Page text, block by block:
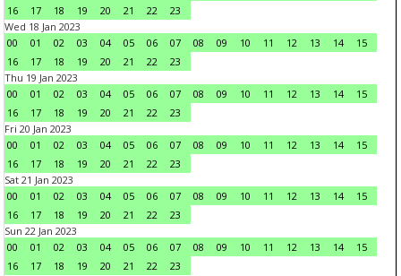
16
17 18 19 20 21 22
23
Wed 18 Jan 2023
00
01 02 03 04 05 06 07 08 09 10 11 12 13 14
15
16
17 18 19 20 21 22
23
Thu 19 Jan 2023
00
01 02 03 04 05 06 07 08 09 10 11 12 13 14
15
16
17 18 19 20 21 22
23
Fri 20 Jan 2023
00
01 02 03 04 05 06 07 08 09 10 11 12 13 14
15
16
17 18 19 20 21 22
23
Sat 21 Jan 2023
00
01 02 03 04 05 06 07 08 09 10 11 12 13 14
15
16
17 18 19 20 21 22
23
Sun 22 Jan 2023
00
01 02 03 04 05 06 07 08 09 10 11 12 13 14
15
16
17 18 19 20 21 22
23